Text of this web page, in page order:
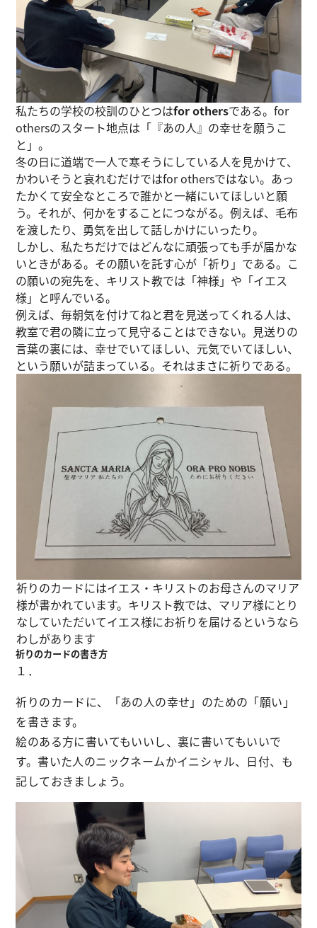
私たちの学校の校訓のひとつはfor othersである。for
othersのスタート地点は「『あの人』の幸せを願うこ
と」。
冬の日に道端で一人で寒そうにしている人を見かけて、
かわいそうと哀れむだけではfor othersではない。あっ
たかくて安全なところで誰かと一緒にいてほしいと願
う。それが、何かをすることにつながる。例えば、毛布
を渡したり、勇気を出して話しかけにいったり。
しかし、私たちだけではどんなに頑張っても手が届かな
いときがある。その願いを託す心が「祈り」である。こ
の願いの宛先を、キリスト教では「神様」や「イエス
様」と呼んでいる。
例えば、毎朝気を付けてねと君を見送ってくれる人は、
教室で君の隣に立って見守ることはできない。見送りの
言葉の裏には、幸せでいてほしい、元気でいてほしい、
という願いが詰まっている。それはまさに祈りである。
祈りのカードにはイエス・キリストのお母さんのマリア
様が書かれています。キリスト教では、マリア様にとり
なしていただいてイエス様にお祈りを届けるというなら
わしがあります
祈りのカードの書き方
１．
祈りのカードに、「あの人の幸せ」のための「願い」
を書きます。
絵のある方に書いてもいいし、裏に書いてもいいで
す。書いた人のニックネームかイニシャル、日付、も
記しておきましょう。